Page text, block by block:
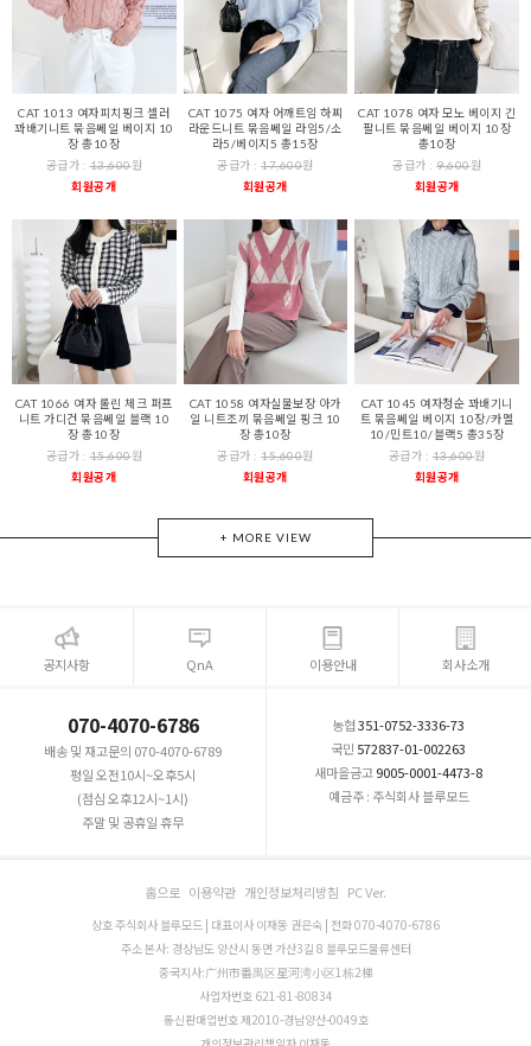
CAT 1013 여자피치핑크 셀러
꽈배기니트 묶음쎄일 베이지 10
장 총10장
공급가 :13,600원
회원공개
CAT 1075 여자 어깨트임 하찌
라운드니트 묶음쎄일 라임5/소
라5/베이지5 총15장
공급가 :17,600원
회원공개
CAT 1078 여자 모노 베이지 긴
팔니트 묶음쎄일 베이지 10장
총10장
공급가 :9,600원
회원공개
CAT 1066 여자 롤린 체크 퍼프
니트 가디건 묶음쎄일 블랙 10
장 총10장
공급가 :15,600원
회원공개
CAT 1058 여자실물보장 아가
일 니트조끼 묶음쎄일 핑크 10
장 총10장
공급가 :15,600원
회원공개
CAT 1045 여자청순 꽈배기니
트 묶음쎄일 베이지 10장/카멜
10/민트10/블랙5 총35장
공급가 : 13,600원
회원공개
+ MORE VIEW
공지사항 QnA 이용안내 회사소개
070-4070-6786
배송 및 재고문의 070-4070-6789
평일 오전10시~오후5시
(점심 오후12시~1시)
주말 및 공휴일 휴무
농협351-0752-3336-73
국민 572837-01-002263
새마을금고9005-0001-4473-8
예금주 : 주식회사 블루모드
홈으로 이용약관 개인정보처리방침 PC Ver.
상호 주식회사 블루모드 | 대표이사 이재동 권은숙 | 전화 070-4070-6786
주소 본사: 경상남도 양산시 동면 가산3길 8 블루모드물류센터
중국지사:广州市番禺区星河湾小区1栋2梯
사업자번호 621-81-80834
통신판매업번호 제2010-경남양산-0049호